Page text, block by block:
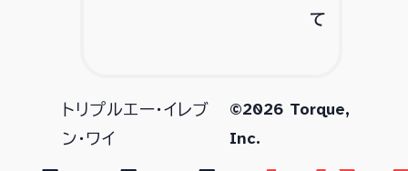
て
トリプルエー・イレブ
ン・ワイ
©2026 Torque,
Inc.